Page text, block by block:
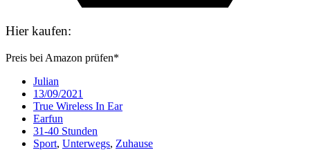
Hier kaufen:
Preis bei Amazon prüfen*
Julian
13/09/2021
True Wireless In Ear
Earfun
31-40 Stunden
Sport, Unterwegs, Zuhause